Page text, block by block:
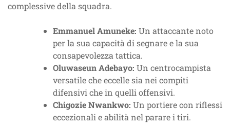
complessive della squadra.
Emmanuel Amuneke: Un attaccante noto
per la sua capacità di segnare e la sua
consapevolezza tattica.
Oluwaseun Adebayo: Un centrocampista
versatile che eccelle sia nei compiti
difensivi che in quelli offensivi.
Chigozie Nwankwo: Un portiere con riflessi
eccezionali e abilità nel parare i tiri.